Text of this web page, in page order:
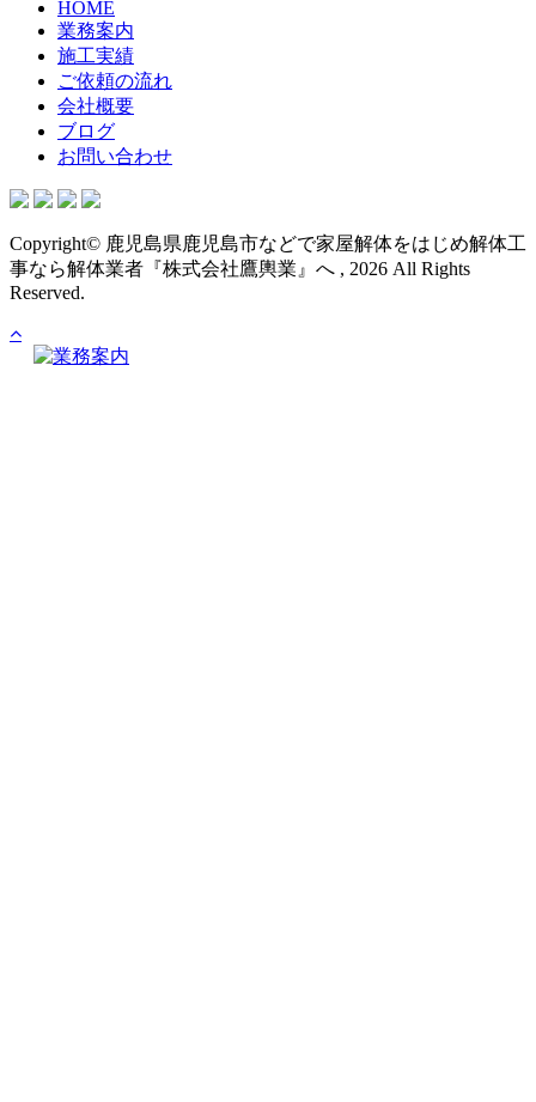
HOME
業務案内
施工実績
ご依頼の流れ
会社概要
ブログ
お問い合わせ
Copyright© 鹿児島県鹿児島市などで家屋解体をはじめ解体工
事なら解体業者『株式会社鷹輿業』へ , 2026 All Rights
Reserved.